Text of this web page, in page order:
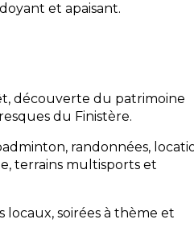
et apaisant.
découverte du patrimoine
du Finistère.
randonnées,
terrains multisports et
soirées à thème et